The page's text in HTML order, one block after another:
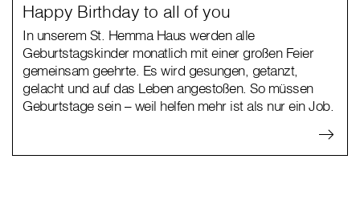
Happy Birthday to all of you
In unserem St. Hemma Haus werden alle
Geburtstagskinder monatlich mit einer großen Feier
gemeinsam geehrte. Es wird gesungen, getanzt,
gelacht und auf das Leben angestoßen. So müssen
Geburtstage sein – weil helfen mehr ist als nur ein Job.